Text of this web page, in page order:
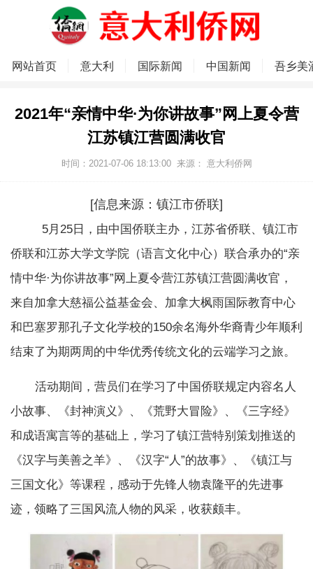
网站首页 意大利 国际新闻 中国新闻 吾乡美
2021年“亲情中华·为你讲故事”网上夏令营
江苏镇江营圆满收官
时间：2021-07-06 18:13:00 来源： 意大利侨网
[信息来源：镇江市侨联]
5月25日，由中国侨联主办，江苏省侨联、镇江市
侨联和江苏大学文学院（语言文化中心）联合承办的“亲
情中华·为你讲故事”网上夏令营江苏镇江营圆满收官，
来自加拿大慈福公益基金会、加拿大枫雨国际教育中心
和巴塞罗那孔子文化学校的150余名海外华裔青少年顺利
结束了为期两周的中华优秀传统文化的云端学习之旅。
活动期间，营员们在学习了中国侨联规定内容名人
小故事、《封神演义》、《荒野大冒险》、《三字经》
和成语寓言等的基础上，学习了镇江营特别策划推送的
《汉字与美善之羊》、《汉字“人”的故事》、《镇江与
三国文化》等课程，感动于先锋人物袁隆平的先进事
迹，领略了三国风流人物的风采，收获颇丰。